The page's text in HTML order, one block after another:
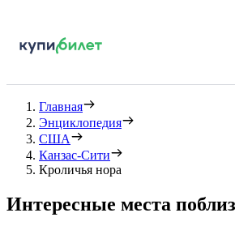
Главная
Энциклопедия
США
Канзас-Сити
Кроличья нора
Интересные места